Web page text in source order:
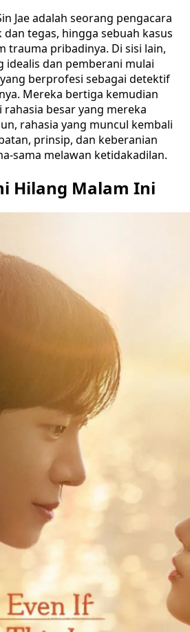
Jae adalah seorang pengacara
tegas, hingga sebuah kasus
trauma pribadinya. Di sisi lain,
idealis dan pemberani mulai
berprofesi sebagai detektif
Mereka bertiga kemudian
besar yang mereka
rahasia yang muncul kembali
prinsip, dan keberanian
sama melawan ketidakadilan.
Hilang Malam Ini